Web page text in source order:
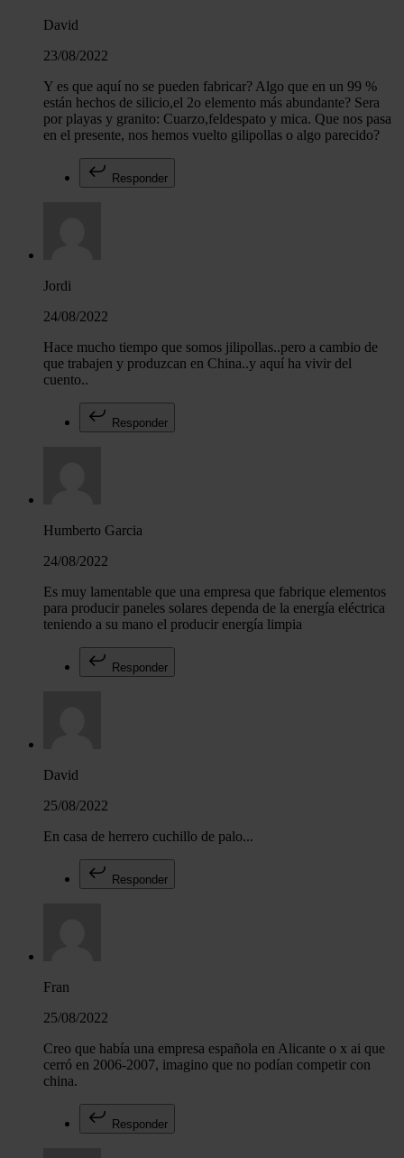
David
23/08/2022
Y es que aquí no se pueden fabricar? Algo que en un 99 %
están hechos de silicio,el 2o elemento más abundante? Sera
por playas y granito: Cuarzo,feldespato y mica. Que nos pasa
en el presente, nos hemos vuelto gilipollas o algo parecido?
Responder
Jordi
24/08/2022
Hace mucho tiempo que somos jilipollas..pero a cambio de
que trabajen y produzcan en China..y aquí ha vivir del
cuento..
Responder
Humberto Garcia
24/08/2022
Es muy lamentable que una empresa que fabrique elementos
para producir paneles solares dependa de la energía eléctrica
teniendo a su mano el producir energía limpia
Responder
David
25/08/2022
En casa de herrero cuchillo de palo...
Responder
Fran
25/08/2022
Creo que había una empresa española en Alicante o x ai que
cerró en 2006-2007, imagino que no podían competir con
china.
Responder